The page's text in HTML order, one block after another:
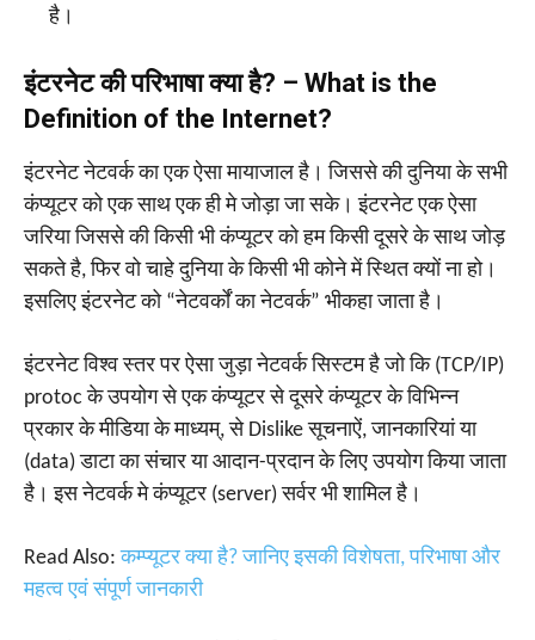
है।
इंटरनेट की परिभाषा क्या है? – What is the
Definition of the Internet?
इंटरनेट नेटवर्क का एक ऐसा मायाजाल है। जिससे की दुनिया के सभी
कंप्यूटर को एक साथ एक ही मे जोड़ा जा सके। इंटरनेट एक ऐसा
जरिया जिससे की किसी भी कंप्यूटर को हम किसी दूसरे के साथ जोड़
सकते है, फिर वो चाहे दुनिया के किसी भी कोने में स्थित क्यों ना हो।
इसलिए इंटरनेट को “नेटवर्कों का नेटवर्क” भीकहा जाता है।
इंटरनेट विश्व स्तर पर ऐसा जुड़ा नेटवर्क सिस्टम है जो कि (TCP/IP)
protoc के उपयोग से एक कंप्यूटर से दूसरे कंप्यूटर के विभिन्न
प्रकार के मीडिया के माध्यम्, से Dislike सूचनाऐं, जानकारियां या
(data) डाटा का संचार या आदान-प्रदान के लिए उपयोग किया जाता
है। इस नेटवर्क मे कंप्यूटर (server) सर्वर भी शामिल है।
Read Also:कम्प्यूटर क्या है? जानिए इसकी विशेषता, परिभाषा और
महत्व एवं संपूर्ण जानकारी